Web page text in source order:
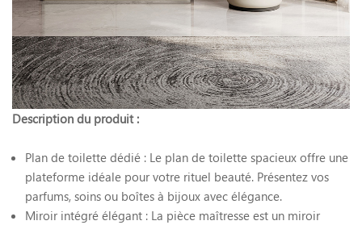
Description du produit :
Plan de toilette dédié : Le plan de toilette spacieux offre une
plateforme idéale pour votre rituel beauté. Présentez vos
parfums, soins ou boîtes à bijoux avec élégance.
Miroir intégré élégant : La pièce maîtresse est un miroir